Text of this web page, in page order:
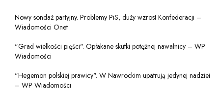
Nowy sondaż partyjny. Problemy PiS, duży wzrost Konfederacji –
Wiadomości Onet
"Grad wielkości pięści". Opłakane skutki potężnej nawałnicy – WP
Wiadomości
"Hegemon polskiej prawicy". W Nawrockim upatrują jedynej nadziei
– WP Wiadomości